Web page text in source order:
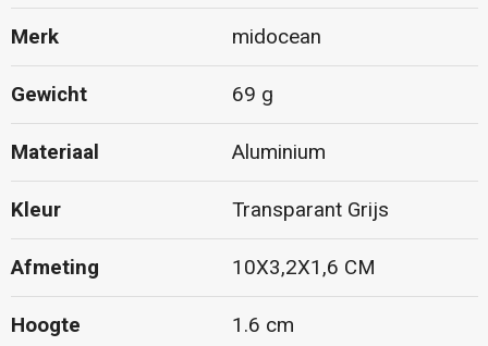
Merk midocean
Gewicht 69 g
Materiaal Aluminium
Kleur Transparant Grijs
Afmeting 10X3,2X1,6 CM
Hoogte 1.6 cm